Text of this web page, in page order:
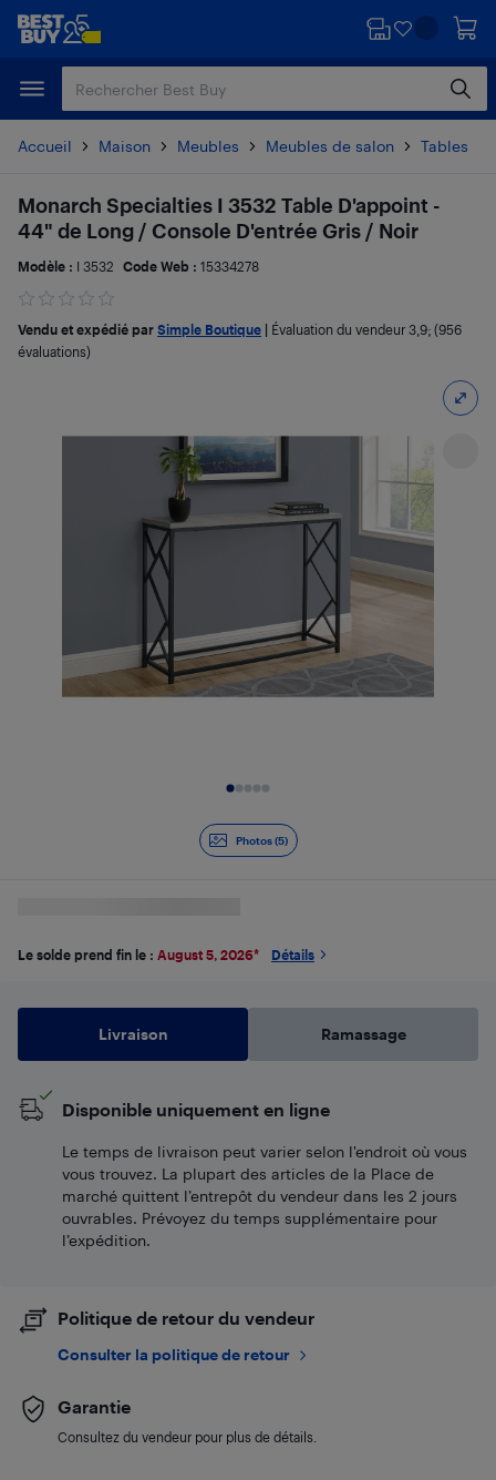
Passer
principal
Passer
Accueil Maison Meubles Meubles de salon Tables
Photos (5)
Monarch Specialties I 3532 Table D'appoint -
44" de Long / Console D'entrée Gris / Noir
Modèle : I 3532 Code Web : 15334278
Vendu et expédié par Simple Boutique Évaluation du vendeur 3,9; (956
évaluations)
Le solde prend fin le : August 5, 2026* Détails
Livraison Ramassage
Disponible uniquement en ligne
Le temps de livraison peut varier selon l'endroit où vous
vous trouvez. La plupart des articles de la Place de
marché quittent l’entrepôt du vendeur dans les 2 jours
ouvrables. Prévoyez du temps supplémentaire pour
l’expédition.
Politique de retour du vendeur
Consulter la politique de retour
Garantie
Consultez du vendeur pour plus de détails.